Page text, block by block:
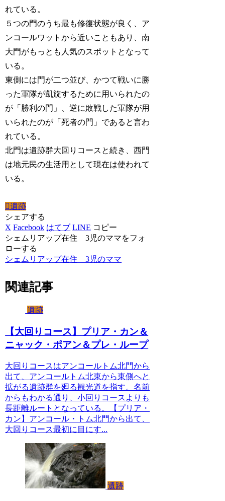
れている。
５つの門のうち最も修復状態が良く、ア
ンコールワットから近いこともあり、南
大門がもっとも人気のスポットとなって
いる。
東側には門が二つ並び、かつて戦いに勝
った軍隊が凱旋するために用いられたの
が「勝利の門」、逆に敗戦した軍隊が用
いられたのが「死者の門」であると言わ
れている。
北門は遺跡群大回りコースと続き、西門
は地元民の生活用として現在は使われて
いる。
遺跡
シェアする
X Facebook はてブ LINE コピー
シェムリアップ在住 3児のママをフォ
ローする
シェムリアップ在住 3児のママ
関連記事
遺跡
【大回りコース】プリア・カン＆
ニャック・ポアン＆プレ・ループ
大回りコースはアンコールトム北門から
出て、アンコールトム北東から東側へと
拡がる遺跡群を廻る観光道を指す。名前
からもわかる通り、小回りコースよりも
長距離ルートとなっている。【プリア・
カン】アンコール・トム北門から出て、
大回りコース最初に目にす...
遺跡